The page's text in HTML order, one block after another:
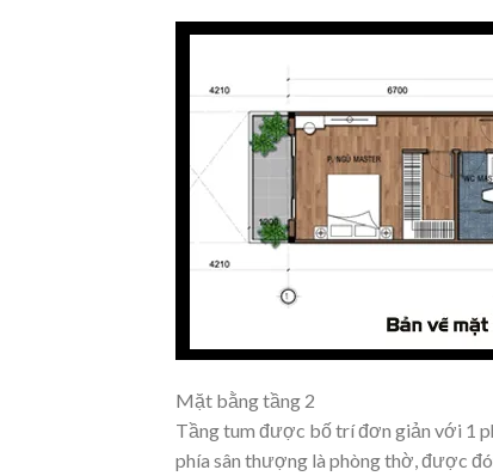
Mặt bằng tầng 2
Tầng tum được bố trí đơn giản với 1
phía sân thượng là phòng thờ, được